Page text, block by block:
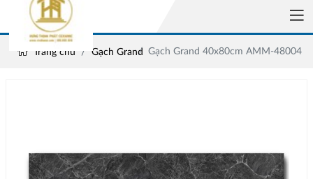
Trang chủ Gạch Grand Gạch Grand 40x80cm AMM-48004